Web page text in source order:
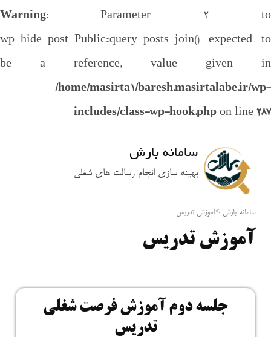
Warning: Parameter 2 to
wp_hide_post_Public::query_posts_join() expected to
be a reference, value given in
/home/masirta1/baresh.masirtalabe.ir/wp-
includes/class-wp-hook.php on line 287
سامانه بارش
بهینه سازی انجام رسالت های شغلی
سامانه بارش >آموزش تدریس
آموزش تدریس
جلسه دوم آموزش فرصت شغلی
تدریس